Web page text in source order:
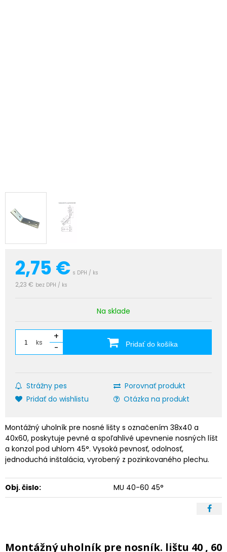
2,75€ s DPH / ks
2,23 € bez DPH / ks
Na sklade
ks
+
-
Pridať do košíka
Strážny pes
Porovnať produkt
Pridať do wishlistu
Otázka na produkt
Montážný uholník pre nosné lišty s označením 38x40 a
40x60, poskytuje pevné a spoľahlivé upevnenie nosných líšt
a konzol pod uhlom 45°. Vysoká pevnosť, odolnosť,
jednoduchá inštalácia, vyrobený z pozinkovaného plechu.
Obj. čislo: MU 40-60 45°
Montážný uholník pre nosník. lištu 40 , 60